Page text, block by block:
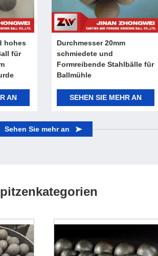
hohes
für
AN
Durchmesser 20mm
schmiedete und
Formreibende Stahlbälle für
Ballmühle
SEHEN SIE MEHR AN
Sehen Sie mehr an